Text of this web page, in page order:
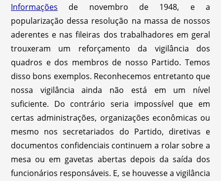
Informações de novembro de 1948, e a
popularização dessa resolução na massa de nossos
aderentes e nas fileiras dos trabalhadores em geral
trouxeram um reforçamento da vigilância dos
quadros e dos membros de nosso Partido. Temos
disso bons exemplos. Reconhecemos entretanto que
nossa vigilância ainda não está em um nível
suficiente. Do contrário seria impossível que em
certas administrações, organizações econômicas ou
mesmo nos secretariados do Partido, diretivas e
documentos confidenciais continuem a rolar sobre a
mesa ou em gavetas abertas depois da saída dos
funcionários responsáveis. E, se houvesse a vigilância